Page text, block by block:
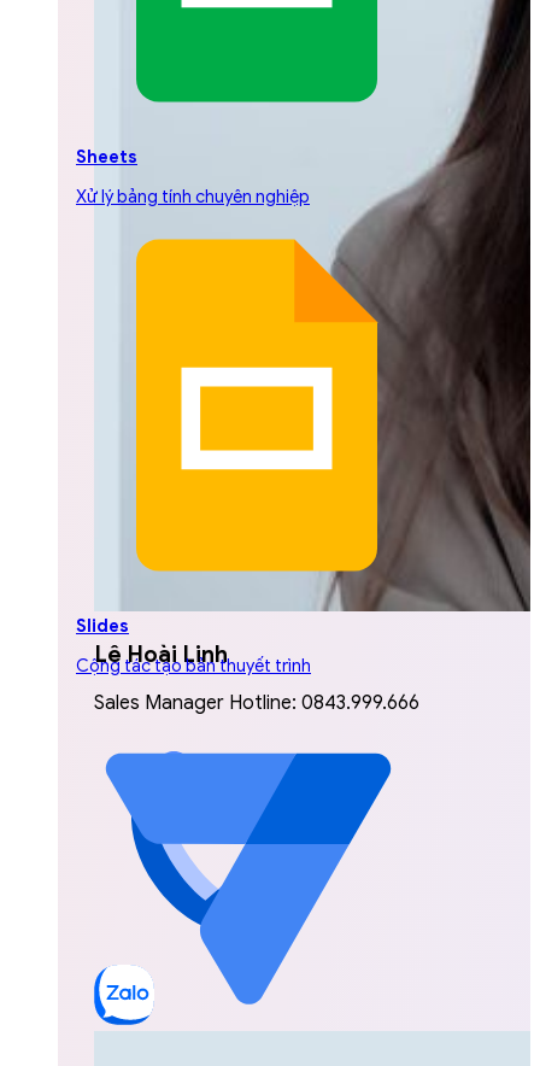
Lê Hoài Linh
Sales Manager Hotline: 0843.999.666
Sheets
Xử lý bảng tính chuyên nghiệp
Slides
Cộng tác tạo bản thuyết trình